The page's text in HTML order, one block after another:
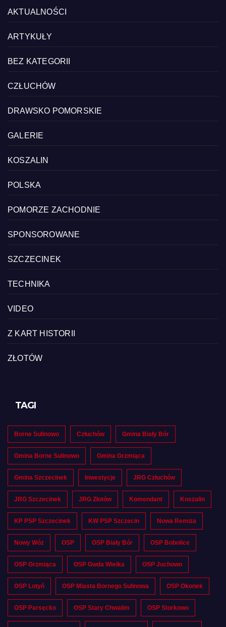
AKTUALNOŚCI
ARTYKUŁY
BEZ KATEGORII
CZŁUCHÓW
DRAWSKO POMORSKIE
GALERIE
KOSZALIN
POLSKA
POMORZE ZACHODNIE
SPONSOROWANE
SZCZECINEK
TECHNIKA
VIDEO
Z KART HISTORII
ZŁOTÓW
TAGI
Borne Sulinowo Człuchów Gmina Biały Bór
Gmina Borne Sulinowo Gmina Grzmiąca
Gmina Szczecinek Inwestycje JRG Człuchów
JRG Szczecinek JRG Złotów Komendant Koszalin
KP PSP Szczecinek KW PSP Szczecin Nowa Remiza
Nowy Wóz OSP OSP Biały Bór OSP Bobolice
OSP Grzmiąca OSP Gwda Wielka OSP Juchowo
OSP Lotyń OSP Miasta Bornego Sulinowa OSP Okonek
OSP Parsęcko OSP Stary Chwalim OSP Storkowo